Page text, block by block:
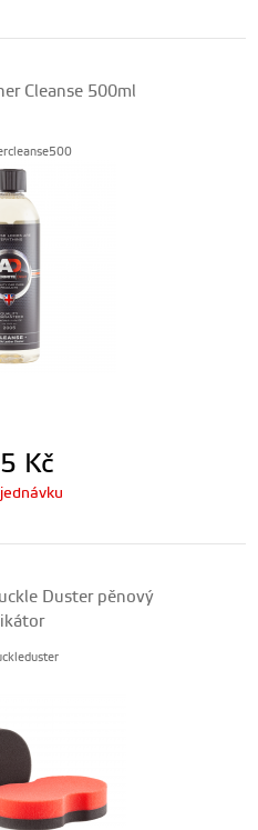
Cleanse 500ml
Kč
Duster pěnový